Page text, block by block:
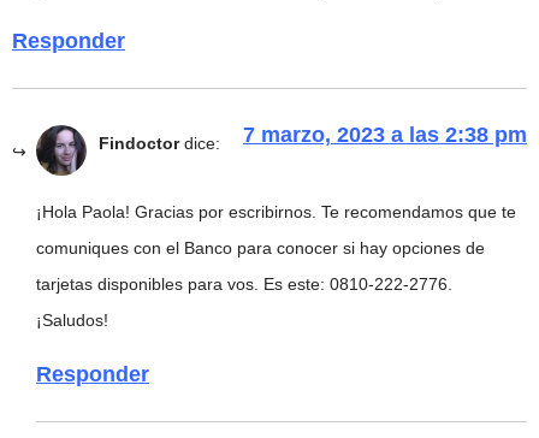
Responder
Findoctor dice: 7 marzo, 2023 a las 2:38 pm
¡Hola Paola! Gracias por escribirnos. Te recomendamos que te
comuniques con el Banco para conocer si hay opciones de
tarjetas disponibles para vos. Es este: 0810-222-2776.
¡Saludos!
Responder